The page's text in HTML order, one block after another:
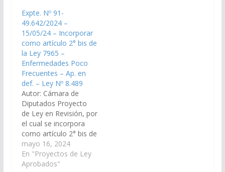
Enfermedades Poco
Frecuentes. (Expte.
Nº 91-36.672/16 – A la
Comisión de Salud
Pública y Seguridad
Social). Aprobado con
Modificaciones el
03/11/2016…
Expte. Nº 91-
49.642/2024 –
15/05/24 – Incorporar
como artículo 2° bis de
la Ley 7965 –
Enfermedades Poco
Frecuentes – Ap. en
def. – Ley Nº 8.489
Autor: Cámara de
Diputados Proyecto
de Ley en Revisión, por
el cual se incorpora
como artículo 2° bis de
la Ley 7965 –
Enfermedades Poco
Frecuentes. (Expte. N°
mayo 16, 2024
En "Proyectos de Ley
Aprobados"